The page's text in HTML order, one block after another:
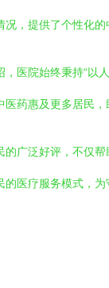
，提供了个性化
医院始终秉持“以
药惠及更多居民，
的广泛好评，不仅
医疗服务模式，为